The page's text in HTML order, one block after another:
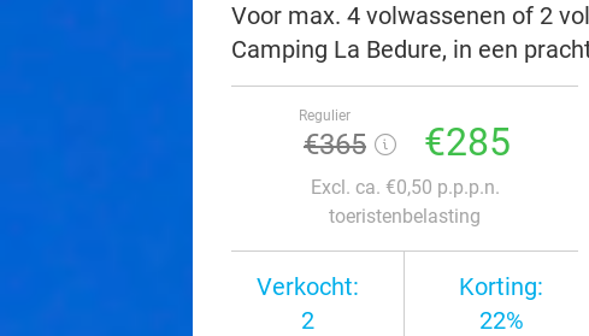
Voor max. 4 volwassenen of 2
Camping La Bedure, in een
Regulier
€365 €285
Excl. ca. €0,50 p.p.p.n.
toeristenbelasting
Verkocht:
2
Korting:
22%